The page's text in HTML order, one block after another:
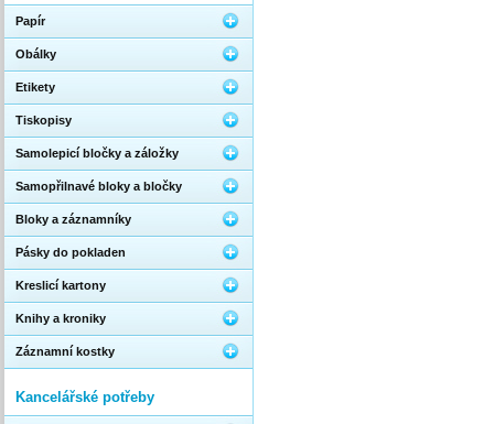
Papír
Obálky
Etikety
Tiskopisy
Samolepicí bločky a záložky
Samopřilnavé bloky a bločky
Bloky a záznamníky
Pásky do pokladen
Kreslicí kartony
Knihy a kroniky
Záznamní kostky
Kancelářské potřeby